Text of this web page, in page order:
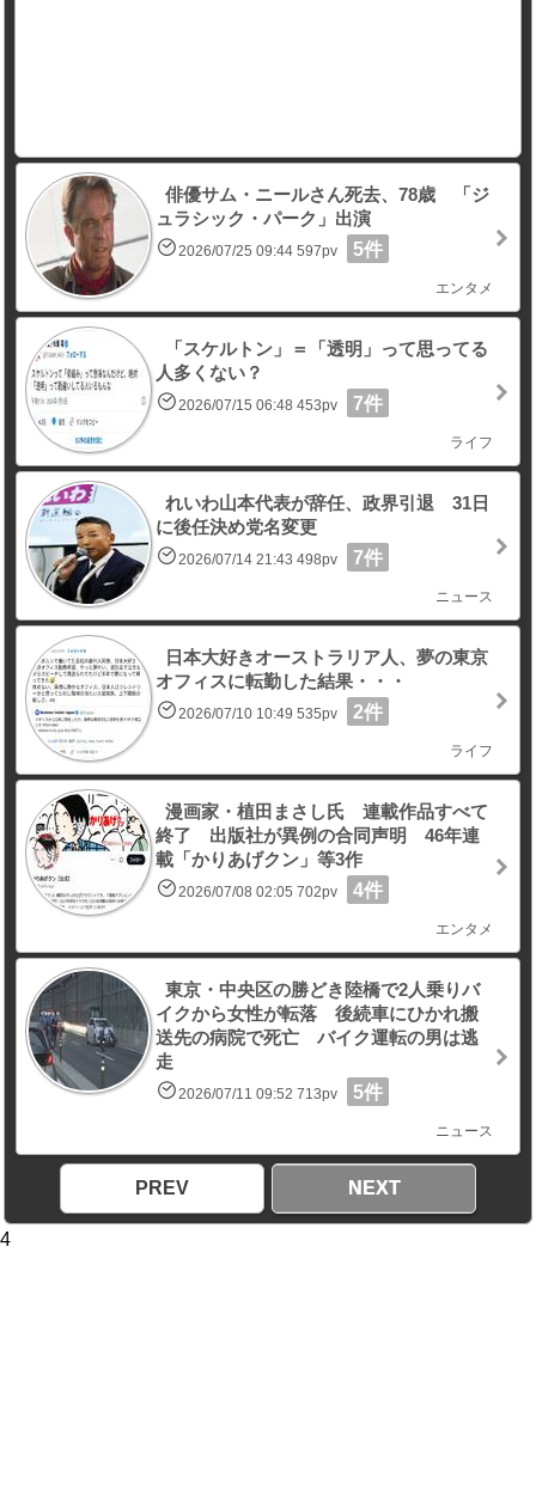
俳優サム・ニールさん死去、78歳 「ジ
ュラシック・パーク」出演
2026/07/25 09:44 597pv 5件
エンタメ
「スケルトン」＝「透明」って思ってる
人多くない？
2026/07/15 06:48 453pv 7件
ライフ
れいわ山本代表が辞任、政界引退 31日
に後任決め党名変更
2026/07/14 21:43 498pv 7件
ニュース
日本大好きオーストラリア人、夢の東京
オフィスに転勤した結果・・・
2026/07/10 10:49 535pv 2件
ライフ
漫画家・植田まさし氏 連載作品すべて
終了 出版社が異例の合同声明 46年連
載「かりあげクン」等3作
2026/07/08 02:05 702pv 4件
エンタメ
東京・中央区の勝どき陸橋で2人乗りバ
イクから女性が転落 後続車にひかれ搬
送先の病院で死亡 バイク運転の男は逃
走
2026/07/11 09:52 713pv 5件
ニュース
PREV NEXT
4